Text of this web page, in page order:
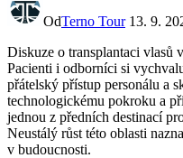
OdTerno Tour 13. 9.
Diskuze o transplantaci vlasů
Pacienti i odborníci si
přátelský přístup personálu a
technologickému pokroku a
jednou z předních destinací
Neustálý růst této oblasti
v budoucnosti.